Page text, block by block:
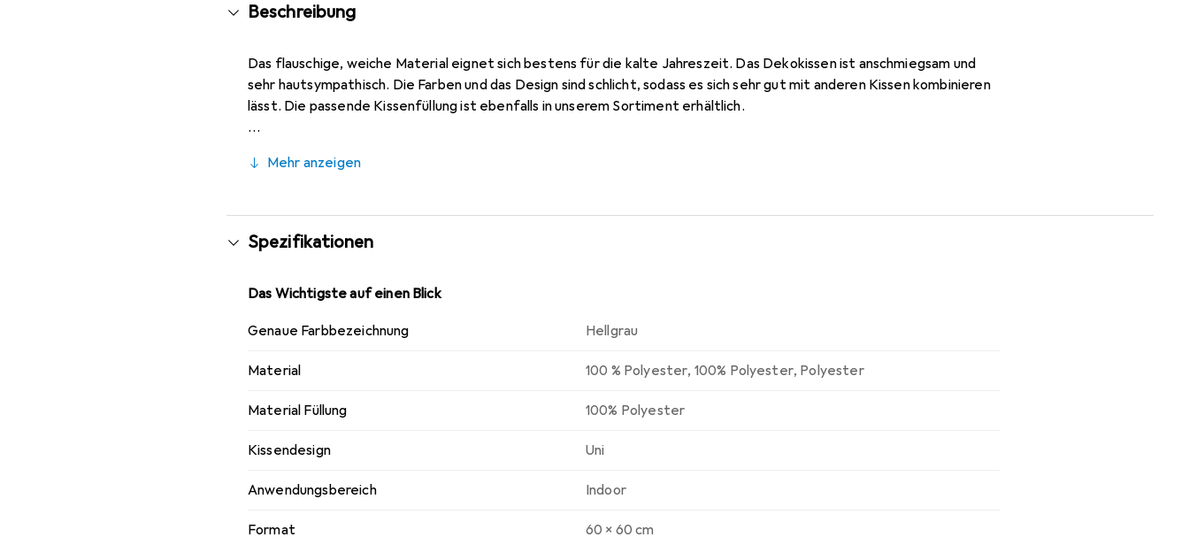
Beschreibung
Das flauschige, weiche Material eignet sich bestens für die kalte Jahreszeit. Das Dekokissen ist anschmiegsam und
sehr hautsympathisch. Die Farben und das Design sind schlicht, sodass es sich sehr gut mit anderen Kissen kombinieren
lässt. Die passende Kissenfüllung ist ebenfalls in unserem Sortiment erhältlich.
Mehr anzeigen
Spezifikationen
Das Wichtigste auf einen Blick
Genaue Farbbezeichnung Hellgrau
Material 100 % Polyester, 100% Polyester, Polyester
Material Füllung 100% Polyester
Kissendesign Uni
Anwendungsbereich Indoor
Format 60 x 60 cm